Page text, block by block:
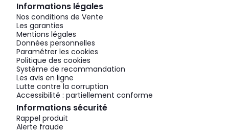
Informations légales
Nos conditions de Vente
Les garanties
Mentions légales
Données personnelles
Paramétrer les cookies
Politique des cookies
Système de recommandation
Les avis en ligne
Lutte contre la corruption
Accessibilité : partiellement conforme
Informations sécurité
Rappel produit
Alerte fraude